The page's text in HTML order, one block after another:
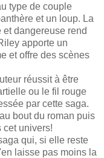
type de couple
et un loup. La
dangereuse rend
apporte un
et offre des scènes
réussit à être
ou le fil rouge
par cette saga.
bout du roman puis
cet univers!
qui, si elle reste
laisse pas moins la